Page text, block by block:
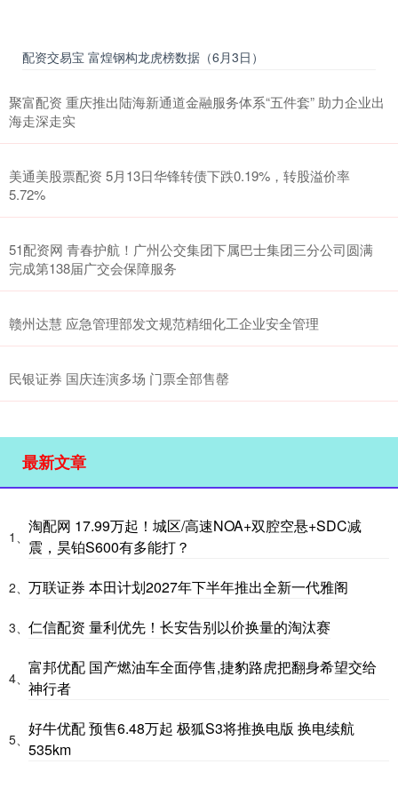
配资交易宝 富煌钢构龙虎榜数据（6月3日）
聚富配资 重庆推出陆海新通道金融服务体系“五件套” 助力企业出
海走深走实
美通美股票配资 5月13日华锋转债下跌0.19%，转股溢价率
5.72%
51配资网 青春护航！广州公交集团下属巴士集团三分公司圆满
完成第138届广交会保障服务
赣州达慧 应急管理部发文规范精细化工企业安全管理
民银证券 国庆连演多场 门票全部售罄
最新文章
1、
淘配网 17.99万起！城区/高速NOA+双腔空悬+SDC减
震，昊铂S600有多能打？
2、 万联证券 本田计划2027年下半年推出全新一代雅阁
3、 仁信配资 量利优先！长安告别以价换量的淘汰赛
4、
富邦优配 国产燃油车全面停售,捷豹路虎把翻身希望交给
神行者
5、
好牛优配 预售6.48万起 极狐S3将推换电版 换电续航
535km